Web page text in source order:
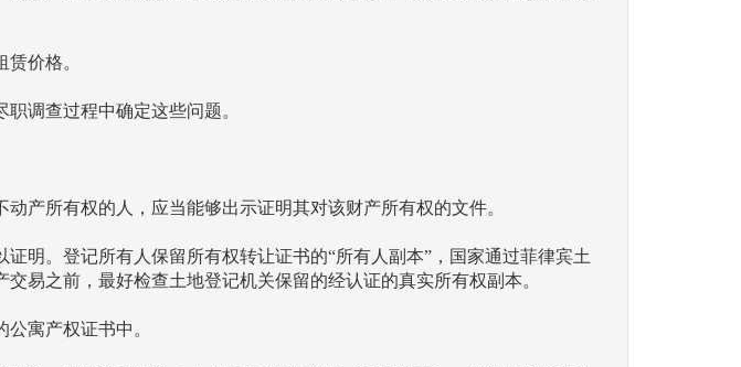
价格。
调查过程中确定这些问题。
产所有权的人，应当能够出示证明其对该财产所有权的文件。
明。登记所有人保留所有权转让证书的“所有人副本”，国家通过菲律宾土
易之前，最好检查土地登记机关保留的经认证的真实所有权副本。
寓产权证书中。